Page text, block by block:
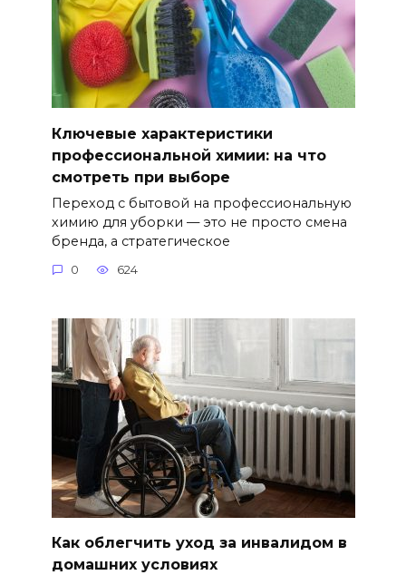
Ключевые характеристики
профессиональной химии: на что
смотреть при выборе
Переход с бытовой на профессиональную
химию для уборки — это не просто смена
бренда, а стратегическое
0 624
Как облегчить уход за инвалидом в
домашних условиях